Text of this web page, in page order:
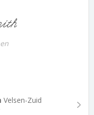
Velsen-Zuid